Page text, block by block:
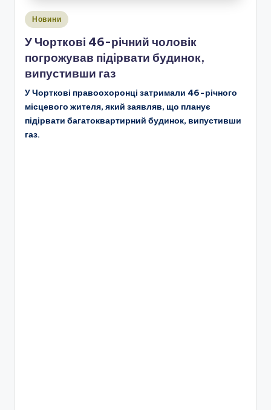
Опубліковано
Новини
У Чорткові 46-річний чоловік
погрожував підірвати будинок,
випустивши газ
У Чорткові правоохоронці затримали 46-річного
місцевого жителя, який заявляв, що планує
підірвати багатоквартирний будинок, випустивши
газ.